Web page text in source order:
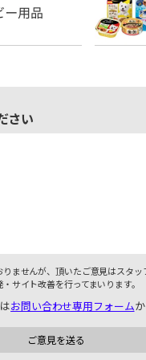
さい
ませんが、頂いたご意見はスタ
サイト改善を行ってまいります。
お問い合わせ専用フォーム